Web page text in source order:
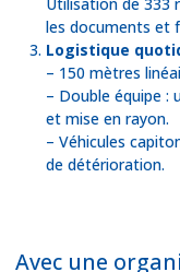
les documents et
Logistique
– 150 mètres
– Double équipe :
et mise en rayon.
– Véhicules
de détérioration.
Avec une